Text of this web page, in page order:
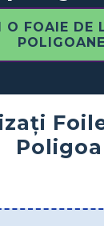
O FOAIE DE
POLIGOANE